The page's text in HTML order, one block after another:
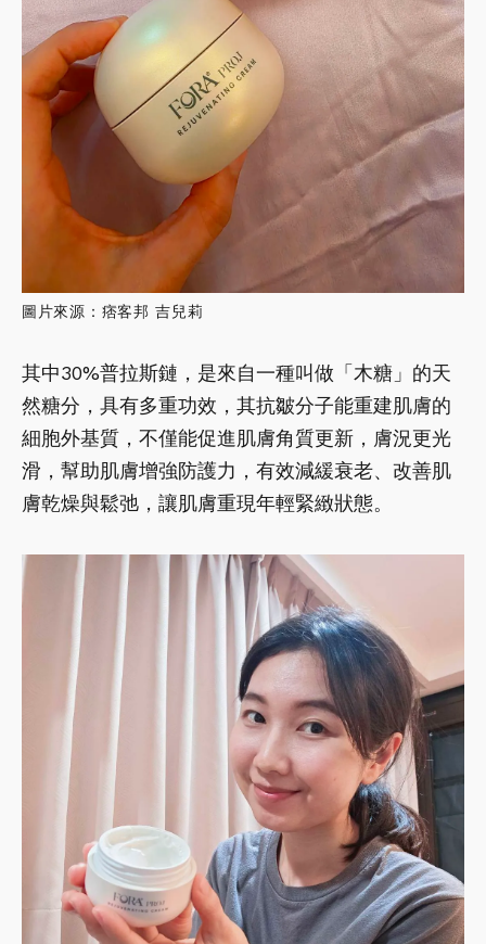
圖片來源：痞客邦 吉兒莉
其中30%普拉斯鏈，是來自一種叫做「木糖」的天
然糖分，具有多重功效，其抗皺分子能重建肌膚的
細胞外基質，不僅能促進肌膚角質更新，膚況更光
滑，幫助肌膚增強防護力，有效減緩衰老、改善肌
膚乾燥與鬆弛，讓肌膚重現年輕緊緻狀態。